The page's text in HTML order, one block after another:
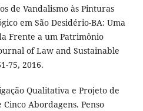
de Vandalismo às Pinturas
em São Desidério-BA: Uma
Frente a um Patrimônio
of Law and Sustainable
75, 2016.
Qualitativa e Projeto de
Abordagens. Penso